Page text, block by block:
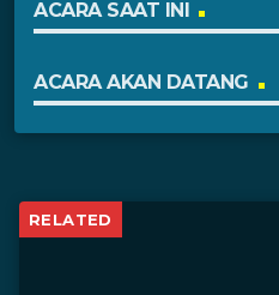
ACARA SAAT INI
ACARA AKAN DATANG
RELATED